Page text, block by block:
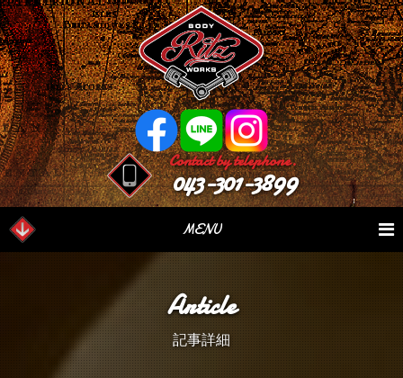
Contact by telephone.
043-301-3899
MENU
Our Serivce
Parts Sales 作業日誌
Article
記事詳細